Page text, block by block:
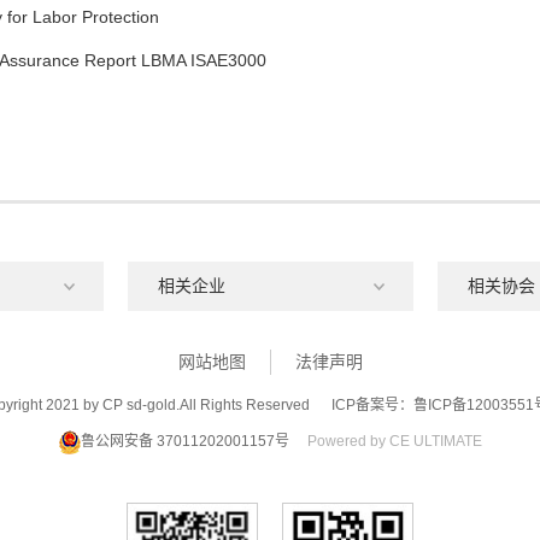
for Labor Protection
Report LBMA ISAE3000
网站地图 法律声明
2021 by CP sd-gold.All Rights Reserved ICP备案号：鲁ICP备12003551
鲁公网安备 37011202001157号 Powered by CE ULTIMATE